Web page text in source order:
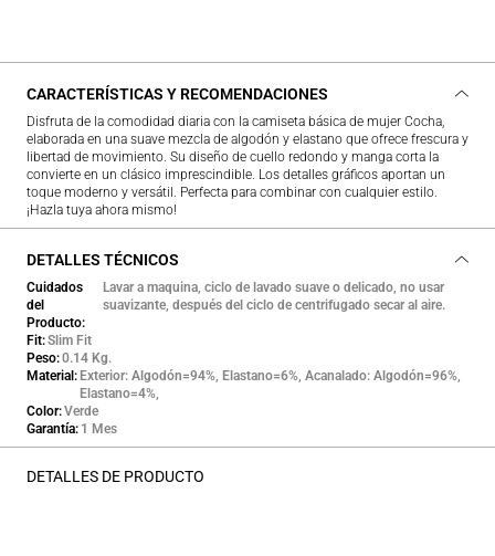
CARACTERÍSTICAS Y RECOMENDACIONES
Disfruta de la comodidad diaria con la camiseta básica de mujer Cocha,
elaborada en una suave mezcla de algodón y elastano que ofrece frescura y
libertad de movimiento. Su diseño de cuello redondo y manga corta la
convierte en un clásico imprescindible. Los detalles gráficos aportan un
toque moderno y versátil. Perfecta para combinar con cualquier estilo.
¡Hazla tuya ahora mismo!
DETALLES TÉCNICOS
Cuidados
del
Producto
Lavar a maquina, ciclo de lavado suave o delicado, no usar
suavizante, después del ciclo de centrifugado secar al aire.
Fit Slim Fit
Peso 0.14 Kg.
Material
Exterior: Algodón=94%, Elastano=6%, Acanalado: Algodón=96%,
Elastano=4%,
Color Verde
Garantía 1 Mes
DETALLES DE PRODUCTO